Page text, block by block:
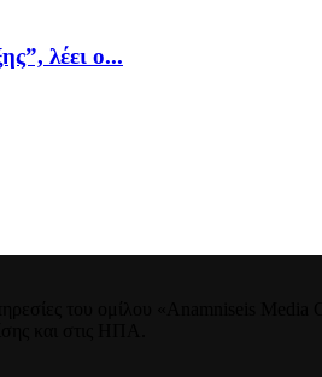
λέει ο...